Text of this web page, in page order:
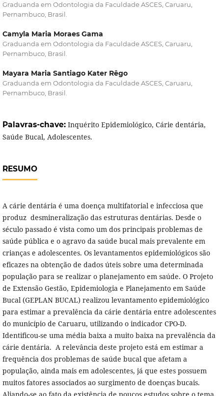
Graduanda em Odontologia da Faculdade ASCES, Caruaru,
Pernambuco, Brasil.
Camyla Maria Moraes Gama
Graduanda em Odontologia da Faculdade ASCES, Caruaru,
Pernambuco, Brasil.
Mayara Maria Santiago Kater Rêgo
Graduanda em Odontologia da Faculdade ASCES, Caruaru,
Pernambuco, Brasil.
Palavras-chave: Inquérito Epidemiológico, Cárie dentária,
Saúde Bucal, Adolescentes.
RESUMO
A cárie dentária é uma doença multifatorial e infecciosa que
produz desmineralização das estruturas dentárias. Desde o
século passado é vista como um dos principais problemas de
saúde pública e o agravo da saúde bucal mais prevalente em
crianças e adolescentes. Os levantamentos epidemiológicos são
eficazes na obtenção de dados úteis sobre uma determinada
população para se realizar o planejamento em saúde. O Projeto
de Extensão Gestão, Epidemiologia e Planejamento em Saúde
Bucal (GEPLAN BUCAL) realizou levantamento epidemiológico
para estimar a prevalência da cárie dentária entre adolescentes
do município de Caruaru, utilizando o indicador CPO-D.
Identificou-se uma média baixa a muito baixa na prevalência da
cárie dentária. A relevância deste projeto está em estimar a
frequência dos problemas de saúde bucal que afetam a
população, ainda mais em adolescentes, já que estes possuem
muitos fatores associados ao surgimento de doenças bucais.